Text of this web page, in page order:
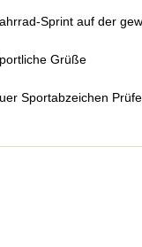
Sprint auf der
Grüße
Sportabzeichen